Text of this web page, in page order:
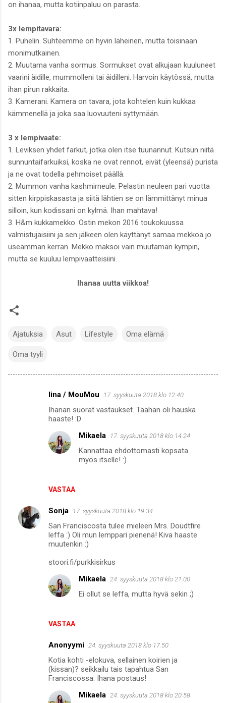
on ihanaa, mutta kotiinpaluu on parasta.
3x lempitavara:
1. Puhelin. Suhteemme on hyvin läheinen, mutta toisinaan
monimutkainen.
2. Muutama vanha sormus. Sormukset ovat alkujaan kuuluneet
vaarini äidille, mummolleni tai äidilleni. Harvoin käytössä, mutta
ihan pirun rakkaita.
3. Kamerani. Kamera on tavara, jota kohtelen kuin kukkaa
kämmenellä ja joka saa luovuuteni syttymään.
3 x lempivaate:
1. Leviksen yhdet farkut, jotka olen itse tuunannut. Kutsun niitä
sunnuntaifarkuiksi, koska ne ovat rennot, eivät (yleensä) purista
ja ne ovat todella pehmoiset päällä.
2. Mummon vanha kashmirneule. Pelastin neuleen pari vuotta
sitten kirppiskasasta ja siitä lähtien se on lämmittänyt minua
silloin, kun kodissani on kylmä. Ihan mahtava!
3. H&m kukkamekko. Ostin mekon 2016 toukokuussa
valmistujaisiini ja sen jälkeen olen käyttänyt samaa mekkoa jo
useamman kerran. Mekko maksoi vain muutaman kympin,
mutta se kuuluu lempivaatteisiini.
Ihanaa uutta viikkoa!
Ajatuksia Asut Lifestyle Oma elämä
Oma tyyli
t
Iina / MouMou 17. syyskuuta 2018 klo 12.40
Ihanan suorat vastaukset. Täähän oli hauska
haaste! :D
VASTAA
Mikaela 17. syyskuuta 2018 klo 14.24
Kannattaa ehdottomasti kopsata
myös itselle! :)
Sonja 17. syyskuuta 2018 klo 19.34
San Franciscosta tulee mieleen Mrs. Doudtfire
leffa :) Oli mun lemppari pienenä! Kiva haaste
muutenkin :)
stoori.fi/purkkisirkus
VASTAA
Mikaela 24. syyskuuta 2018 klo 21.00
Ei ollut se leffa, mutta hyvä sekin ;)
Anonyymi 24. syyskuuta 2018 klo 17.50
Kotia kohti -elokuva, sellainen koirien ja
(kissan)? seikkailu tais tapahtua San
Franciscossa. Ihana postaus!
Mikaela 24. syyskuuta 2018 klo 20.58